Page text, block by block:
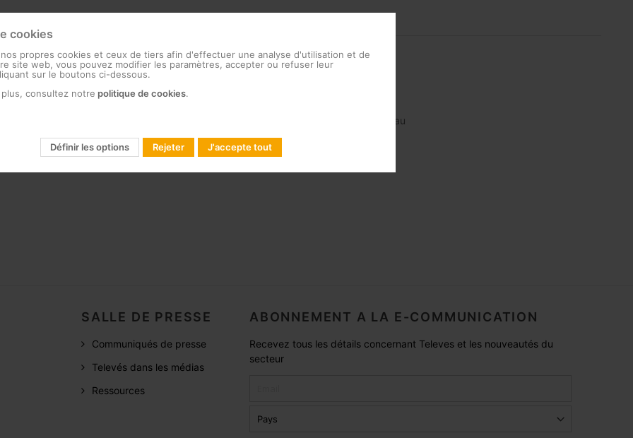
à chaud: la meilleure résistance face à la corrosion
noir sur le tube, afin de protéger l'intérieur du support contre l'accumulation d'eau
SALLE DE PRESSE
Communiqués de presse
Televés dans les médias
Ressources
ABONNEMENT A LA E-COMMUNICATION
Recevez tous les détails concernant Televes et les nouveautés du
secteur
cookies
propres cookies et ceux de tiers afin d'effectuer une analyse d'utilisation et de
site web, vous pouvez modifier les paramètres, accepter ou refuser leur
sur le boutons ci-dessous.
consultez notre politique de cookies.
Définir les options Rejeter J'accepte tout